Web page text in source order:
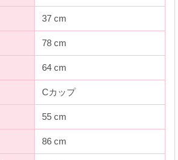
37 cm
78 cm
64 cm
Cカップ
55 cm
86 cm